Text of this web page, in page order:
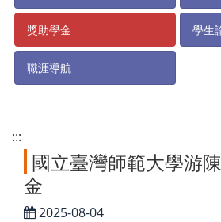
獎助學金 學生
職涯導航
:::
國立臺灣師範大學游
金
2025-08-04